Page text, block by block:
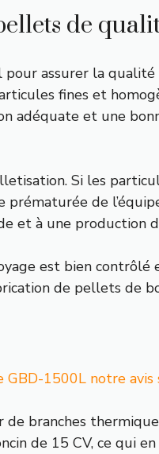
de
assurer la qualité
fines et
adéquate et une
Si les
de
et à une production
est bien
de pellets de
GBD-1500L notre
de branches
de 15 CV, ce qui